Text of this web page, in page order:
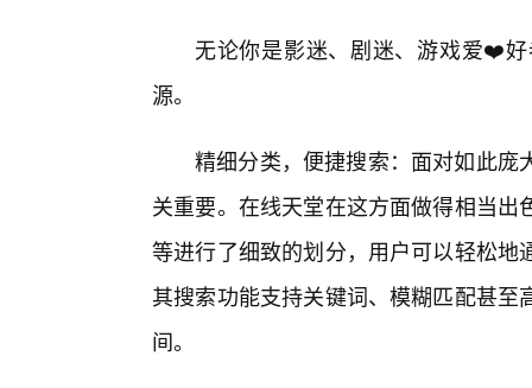
无论你是影迷、剧迷、游戏爱❤️
源。
精细分类，便捷搜索：面对如此庞
关重要。在线天堂在这方面做得相当
等进行了细致的划分，用户可以轻松
其搜索功能支持关键词、模糊匹配甚
间。